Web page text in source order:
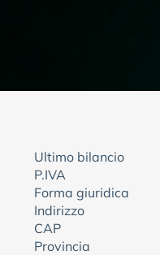
Ultimo bilancio
P.IVA
Forma giuridica
Indirizzo
CAP
Provincia